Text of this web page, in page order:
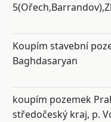
Koupím stavební
Baghdasaryan
koupím pozemek
středočeský kraj, p.